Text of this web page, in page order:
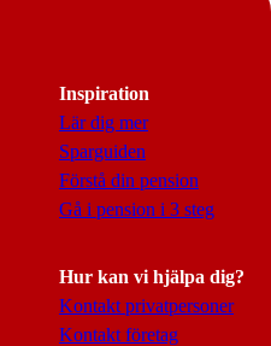
Inspiration
Lär dig mer
Sparguiden
Förstå din pension
Gå i pension i 3 steg
Hur kan vi hjälpa dig?
Kontakt privatpersoner
Kontakt företag